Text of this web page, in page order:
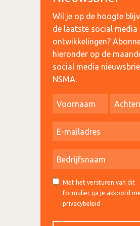
Wil je op de hoogte
de laatste social media
ontwikkelingen?
hieronder op de
social media
NSMA.
Met het versturen van dit
formulier ga je akkoord
privacybeleid